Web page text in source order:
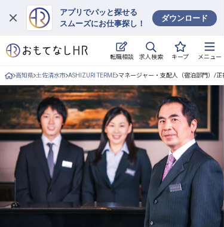
アプリでパッと探せる
スムーズにお仕事探し！
ダウンロード
転職相談 求人検索 キープ メニュー
ログイン
求人・施設を探す
キープした求人
就職・転職 合同説明会
おもてなしHRについて
ご利用の流れ
よくある質問
高知県 土佐清水市 ASHIZURI TERME マネージャー・支配人（宿泊部門）/正